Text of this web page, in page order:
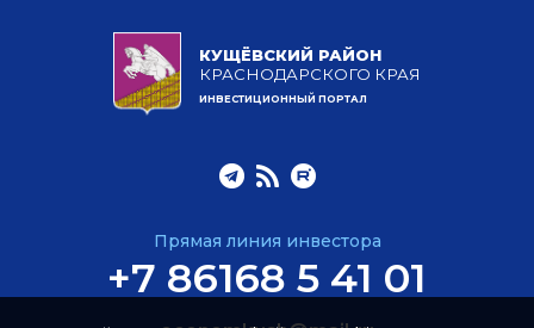
КУЩЁВСКИЙ РАЙОН
КРАСНОДАРСКОГО КРАЯ
ИНВЕСТИЦИОННЫЙ ПОРТАЛ
Прямая линия инвестора
+7 86168 5 41 01